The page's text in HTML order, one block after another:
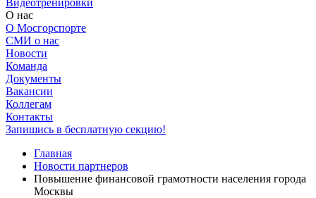
Видеотренировки
О нас
О Мосгорспорте
СМИ о нас
Новости
Команда
Документы
Вакансии
Коллегам
Контакты
Запишись в бесплатную секцию!
Главная
Новости партнеров
Повышение финансовой грамотности населения города
Москвы